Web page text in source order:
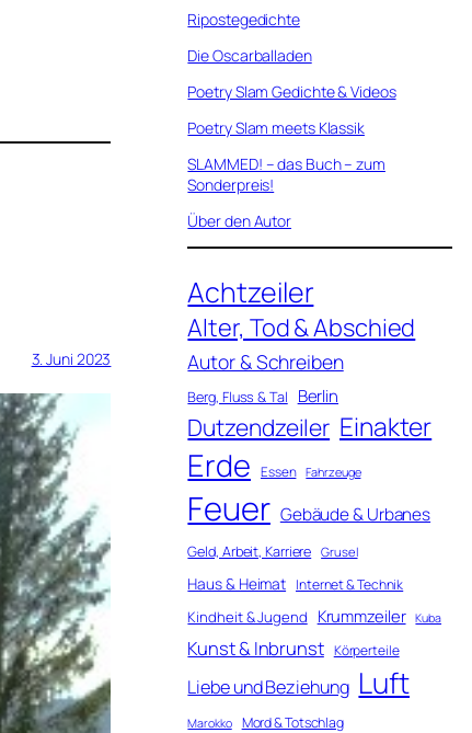
3. Juni 2023
Ripostegedichte
Die Oscarballaden
Poetry Slam Gedichte & Videos
Poetry Slam meets Klassik
SLAMMED! – das Buch – zum
Sonderpreis!
Über den Autor
Achtzeiler
Alter, Tod & Abschied
Autor & Schreiben
Berg, Fluss & Tal Berlin
Dutzendzeiler Einakter
Erde Essen Fahrzeuge
Feuer Gebäude & Urbanes
Geld, Arbeit, Karriere Grusel
Haus & Heimat Internet & Technik
Kindheit & Jugend Krummzeiler Kuba
Kunst & Inbrunst Körperteile
Liebe und Beziehung Luft
Marokko Mord & Totschlag